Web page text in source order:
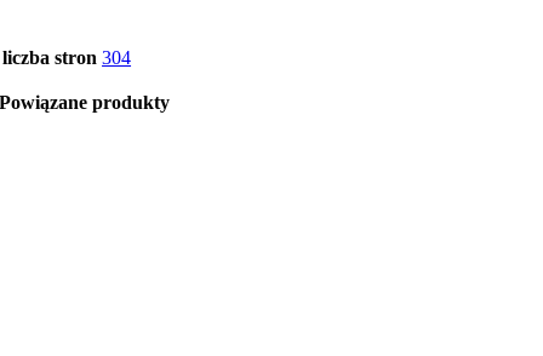
liczba stron 304
Powiązane produkty